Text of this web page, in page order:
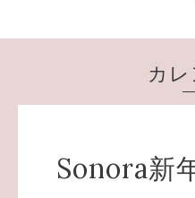
カ
Sonora新